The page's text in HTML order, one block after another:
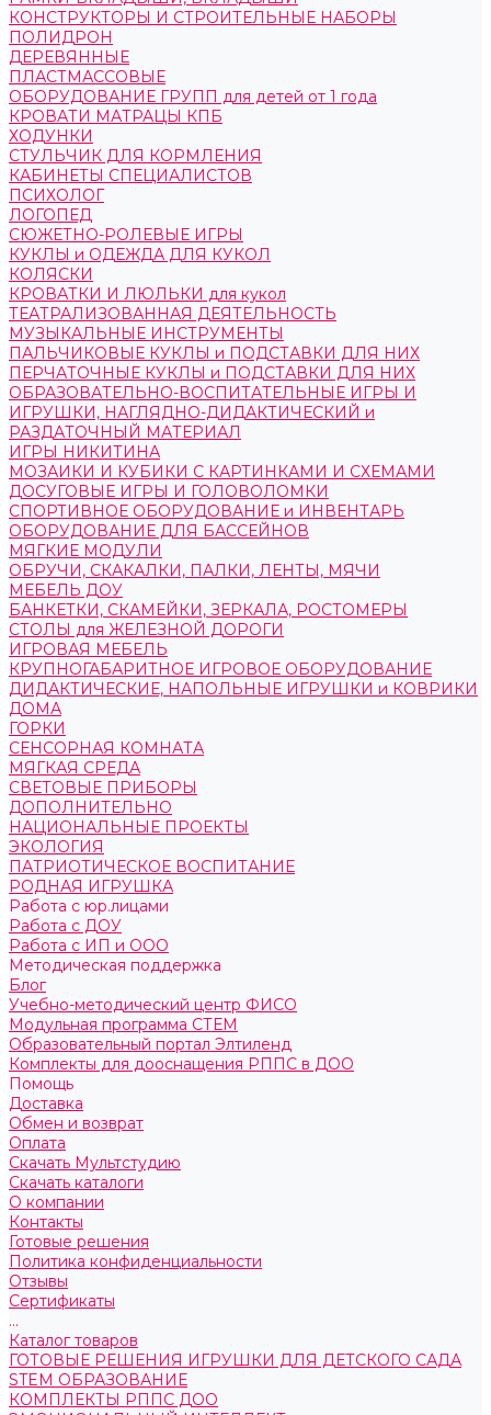
КОНСТРУКТОРЫ И СТРОИТЕЛЬНЫЕ НАБОРЫ
ПОЛИДРОН
ДЕРЕВЯННЫЕ
ПЛАСТМАССОВЫЕ
ОБОРУДОВАНИЕ ГРУПП для детей от 1 года
КРОВАТИ МАТРАЦЫ КПБ
ХОДУНКИ
СТУЛЬЧИК ДЛЯ КОРМЛЕНИЯ
КАБИНЕТЫ СПЕЦИАЛИСТОВ
ПСИХОЛОГ
ЛОГОПЕД
СЮЖЕТНО-РОЛЕВЫЕ ИГРЫ
КУКЛЫ и ОДЕЖДА ДЛЯ КУКОЛ
КОЛЯСКИ
КРОВАТКИ И ЛЮЛЬКИ для кукол
ТЕАТРАЛИЗОВАННАЯ ДЕЯТЕЛЬНОСТЬ
МУЗЫКАЛЬНЫЕ ИНСТРУМЕНТЫ
ПАЛЬЧИКОВЫЕ КУКЛЫ и ПОДСТАВКИ ДЛЯ НИХ
ПЕРЧАТОЧНЫЕ КУКЛЫ и ПОДСТАВКИ ДЛЯ НИХ
ОБРАЗОВАТЕЛЬНО-ВОСПИТАТЕЛЬНЫЕ ИГРЫ И
ИГРУШКИ, НАГЛЯДНО-ДИДАКТИЧЕСКИЙ и
РАЗДАТОЧНЫЙ МАТЕРИАЛ
ИГРЫ НИКИТИНА
МОЗАИКИ И КУБИКИ С КАРТИНКАМИ И СХЕМАМИ
ДОСУГОВЫЕ ИГРЫ И ГОЛОВОЛОМКИ
СПОРТИВНОЕ ОБОРУДОВАНИЕ и ИНВЕНТАРЬ
ОБОРУДОВАНИЕ ДЛЯ БАССЕЙНОВ
МЯГКИЕ МОДУЛИ
ОБРУЧИ, СКАКАЛКИ, ПАЛКИ, ЛЕНТЫ, МЯЧИ
МЕБЕЛЬ ДОУ
БАНКЕТКИ, СКАМЕЙКИ, ЗЕРКАЛА, РОСТОМЕРЫ
СТОЛЫ для ЖЕЛЕЗНОЙ ДОРОГИ
ИГРОВАЯ МЕБЕЛЬ
КРУПНОГАБАРИТНОЕ ИГРОВОЕ ОБОРУДОВАНИЕ
ДИДАКТИЧЕСКИЕ, НАПОЛЬНЫЕ ИГРУШКИ и КОВРИКИ
ДОМА
ГОРКИ
СЕНСОРНАЯ КОМНАТА
МЯГКАЯ СРЕДА
СВЕТОВЫЕ ПРИБОРЫ
ДОПОЛНИТЕЛЬНО
НАЦИОНАЛЬНЫЕ ПРОЕКТЫ
ЭКОЛОГИЯ
ПАТРИОТИЧЕСКОЕ ВОСПИТАНИЕ
РОДНАЯ ИГРУШКА
Работа с юр.лицами
Работа с ДОУ
Работа с ИП и ООО
Методическая поддержка
Блог
Учебно-методический центр ФИСО
Модульная программа СТЕМ
Образовательный портал Элтиленд
Комплекты для дооснащения РППС в ДОО
Помощь
Доставка
Обмен и возврат
Оплата
Скачать Мультстудию
Скачать каталоги
О компании
Контакты
Готовые решения
Политика конфиденциальности
Отзывы
Сертификаты
...
Каталог товаров
ГОТОВЫЕ РЕШЕНИЯ ИГРУШКИ ДЛЯ ДЕТСКОГО САДА
STEM ОБРАЗОВАНИЕ
КОМПЛЕКТЫ РППС ДОО